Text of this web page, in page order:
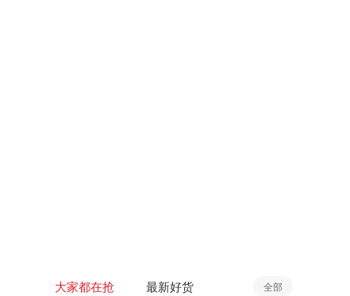
大家都在抢 最新好货 全部